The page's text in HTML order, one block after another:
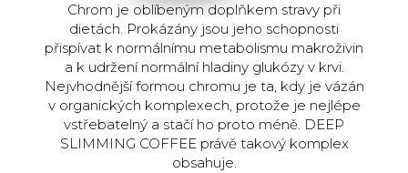
Chrom je oblíbeným doplňkem stravy při
dietách. Prokázány jsou jeho schopnosti
přispívat k normálnímu metabolismu makroživin
a k udržení normální hladiny glukózy v krvi.
Nejvhodnější formou chromu je ta, kdy je vázán
v organických komplexech, protože je nejlépe
vstřebatelný a stačí ho proto méně. DEEP
SLIMMING COFFEE právě takový komplex
obsahuje.